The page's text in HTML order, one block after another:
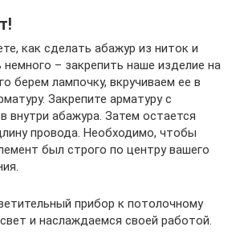
как сделать абажур из ниток и
– закрепить наше изделие на
берем лампочку, вкручиваем ее в
Закрепите арматуру с
абажура. Затем остается
провода. Необходимо, чтобы
был строго по центру вашего
прибор к потолочному
и наслаждаемся своей работой.